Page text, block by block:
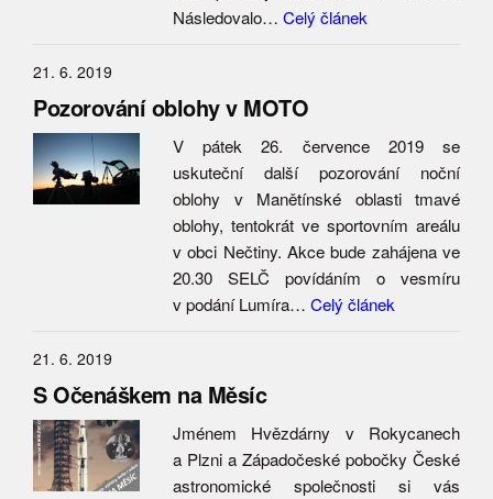
Následovalo… Celý článek
21. 6. 2019
Pozorování oblohy v MOTO
V pátek 26. července 2019 se
uskuteční další pozorování noční
oblohy v Manětínské oblasti tmavé
oblohy, tentokrát ve sportovním areálu
v obci Nečtiny. Akce bude zahájena ve
20.30 SELČ povídáním o vesmíru
v podání Lumíra… Celý článek
21. 6. 2019
S Očenáškem na Měsíc
Jménem Hvězdárny v Rokycanech
a Plzni a Západočeské pobočky České
astronomické společnosti si vás